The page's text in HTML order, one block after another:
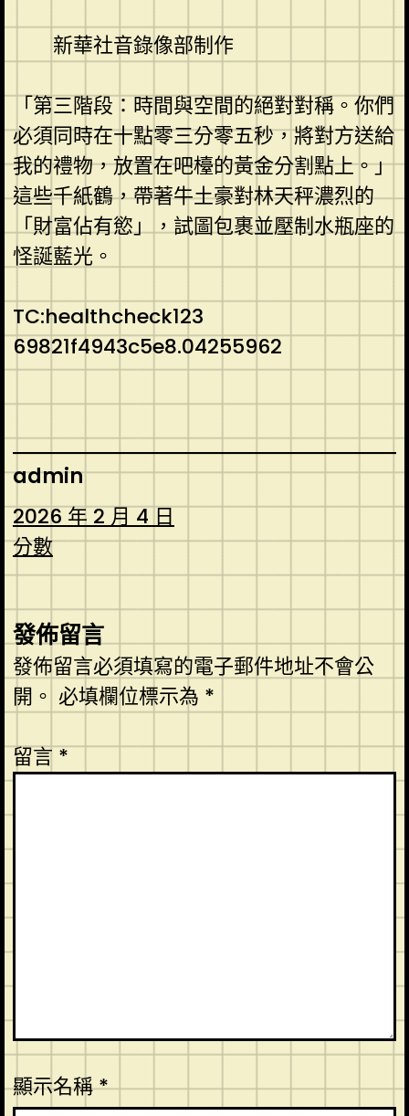
新華社音錄像部制作
「第三階段：時間與空間的絕對對稱。你們
必須同時在十點零三分零五秒，將對方送給
我的禮物，放置在吧檯的黃金分割點上。」
這些千紙鶴，帶著牛土豪對林天秤濃烈的
「財富佔有慾」，試圖包裹並壓制水瓶座的
怪誕藍光。
TC:healthcheck123
69821f4943c5e8.04255962
admin
2026 年 2 月 4 日
分數
發佈留言
發佈留言必須填寫的電子郵件地址不會公
開。 必填欄位標示為 *
留言*
顯示名稱*